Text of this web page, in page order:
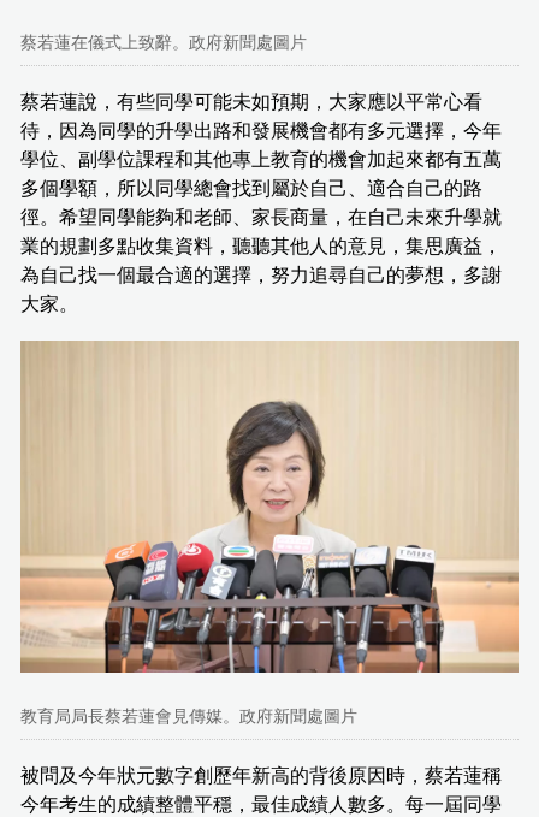
蔡若蓮在儀式上致辭。政府新聞處圖片
蔡若蓮說，有些同學可能未如預期，大家應以平常心看
待，因為同學的升學出路和發展機會都有多元選擇，今年
學位、副學位課程和其他專上教育的機會加起來都有五萬
多個學額，所以同學總會找到屬於自己、適合自己的路
徑。希望同學能夠和老師、家長商量，在自己未來升學就
業的規劃多點收集資料，聽聽其他人的意見，集思廣益，
為自己找一個最合適的選擇，努力追尋自己的夢想，多謝
大家。
教育局局長蔡若蓮會見傳媒。政府新聞處圖片
被問及今年狀元數字創歷年新高的背後原因時，蔡若蓮稱
今年考生的成績整體平穩，最佳成績人數多。每一屆同學